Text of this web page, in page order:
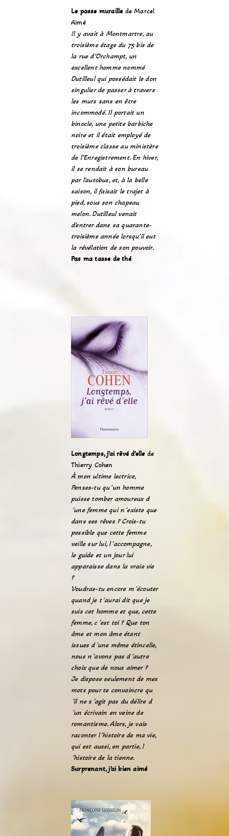
Le passe muraille de Marcel
Aimé
Il y avait à Montmartre, au
troisième étage du 75 bis de
la rue d’Orchampt, un
excellent homme nommé
Dutilleul qui possédait le don
singulier de passer à travers
les murs sans en être
incommodé. Il portait un
binocle, une petite barbiche
noire et il était employé de
troisième classe au ministère
de l’Enregistrement. En hiver,
il se rendait à son bureau
par l’autobus, et, à la belle
saison, il faisait le trajet à
pied, sous son chapeau
melon. Dutilleul venait
d’entrer dans sa quarante-
troisième année lorsqu’il eut
la révélation de son pouvoir.
Pas ma tasse de thé
Longtemps, j’ai rêvé d’elle de
Thierry Cohen
À mon ultime lectrice,
Penses-tu qu´un homme
puisse tomber amoureux d
´une femme qui n´existe que
dans ses rêves ? Crois-tu
possible que cette femme
veille sur lui, l´accompagne,
le guide et un jour lui
apparaisse dans la vraie vie
?
Voudras-tu encore m´écouter
quand je t´aurai dit que je
suis cet homme et que, cette
femme, c´est toi ? Que ton
âme et mon âme étant
issues d´une même étincelle,
nous n´avons pas d´autre
choix que de nous aimer ?
Je dispose seulement de mes
mots pour te convaincre qu
´il ne s´agit pas du délire d
´un écrivain en veine de
romantisme. Alors, je vais
raconter l´histoire de ma vie,
qui est aussi, en partie, l
´histoire de la tienne.
Surprenant, j’ai bien aimé